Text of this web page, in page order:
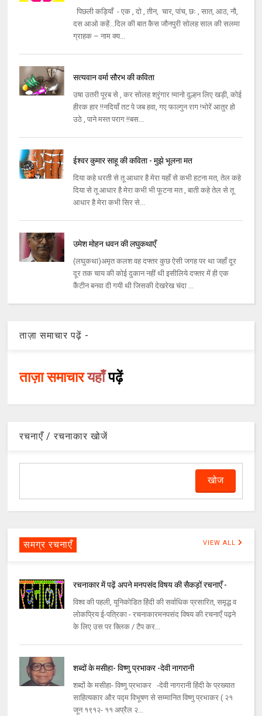
पिछली कड़ियाँ - एक , दो , तीन, चार, पांच, छः , सात, आठ, नौ,
दस आओ कहें...दिल की बात कैस जौनपुरी सोलह साल की सलमा
ग्राहक – नाम क्य...
सत्यवान वर्मा सौरभ की कविता
उषा उतरी पूरब से , कर सोलह श्रृंगार !मानो दुल्हन लिए खड़ी, कोई
हीरक हार !!नदियाँ तट पे जब हवा, गए फाल्गुन राग !भोरें आतुर हो
उठे , पाने मस्त पराग !!बस...
ईश्वर कुमार साहू की कविता - मुझे भूलना मत
दिया कहे धरती से तू आधार है मेरा यहाँ से कभी हटना मत, तेल कहे
दिया से तू आधार है मेरा कभी भी फूटना मत , बाती कहे तेल से तू
आधार है मेरा कभी सिर से...
उमेश मोहन धवन की लघुकथाएँ
(लघुकथा)अमृत कलश वह दफ्तर कुछ ऐसी जगह पर था जहाँ दूर
दूर तक चाय की कोई दुकान नहीं थी इसीलिये दफ्तर में ही एक
कैंटीन बनवा दी गयी थी जिसकी देखरेख चंदा ...
ताज़ा समाचार पढ़ें -
ताज़ा समाचारयहाँपढ़ें
रचनाएँ / रचनाकार खोजें
समग्र रचनाएँ VIEW ALL
रचनाकार में पढ़ें अपने मनपसंद विषय की सैकड़ों रचनाएँ -
विश्व की पहली, यूनिकोडित हिंदी की सर्वाधिक प्रसारित, समृद्ध व
लोकप्रिय ई-पत्रिका - रचनाकारमनपसंद विषय की रचनाएँ पढ़ने
के लिए उस पर क्लिक / टैप कर...
शब्दों के मसीहा- विष्णु प्रभाकर -देवी नागरानी
शब्दों के मसीहा- विष्णु प्रभाकर -देवी नागरानी हिंदी के प्रख्यात
साहित्यकार और पद्म विभूषण से सम्मानित विष्णु प्रभाकर ( २१
जून १९१२- ११ अप्रैल २...